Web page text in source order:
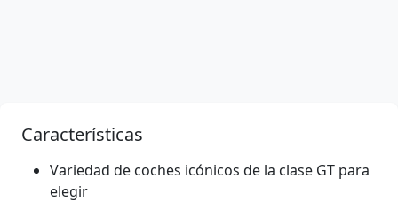
Características
Variedad de coches icónicos de la clase GT para
elegir